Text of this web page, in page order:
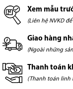
Xem mẫu
(Liên hệ NVKD
Giao hàng
(Ngoài những
Thanh toán
(Thanh toán linh